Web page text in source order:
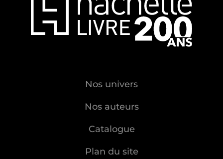
Nos univers
Nos auteurs
Catalogue
Plan du site